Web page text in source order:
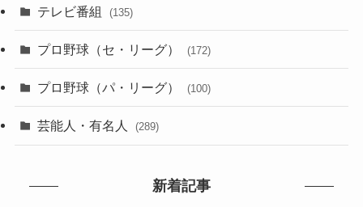
テレビ番組 (135)
プロ野球（セ・リーグ） (172)
プロ野球（パ・リーグ） (100)
芸能人・有名人 (289)
新着記事